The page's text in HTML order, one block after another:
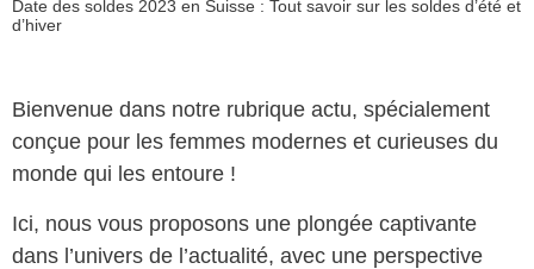
Date des soldes 2023 en Suisse : Tout savoir sur les soldes d’été et
d’hiver
Bienvenue dans notre rubrique actu, spécialement
conçue pour les femmes modernes et curieuses du
monde qui les entoure !
Ici, nous vous proposons une plongée captivante
dans l’univers de l’actualité, avec une perspective